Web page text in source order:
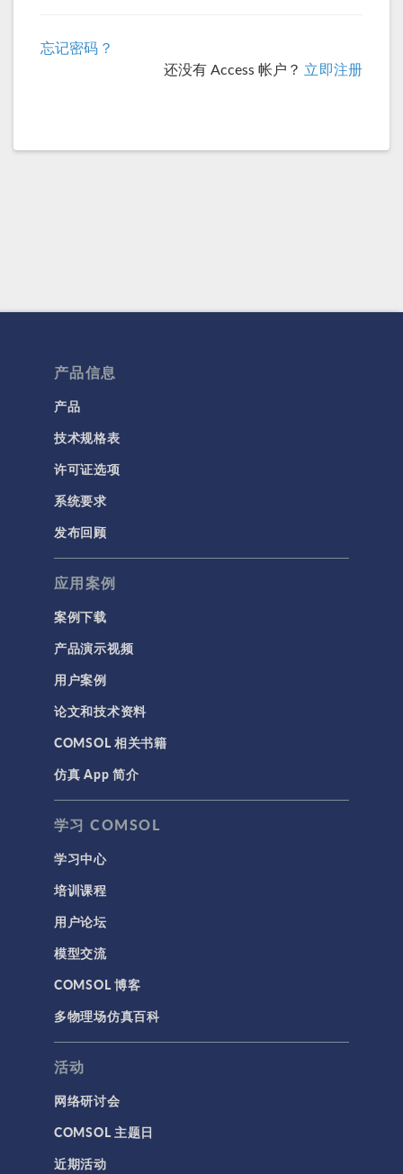
忘记密码？
还没有 Access 帐户？ 立即注册
产品信息
产品
技术规格表
许可证选项
系统要求
发布回顾
应用案例
案例下载
产品演示视频
用户案例
论文和技术资料
COMSOL 相关书籍
仿真 App 简介
学习 COMSOL
学习中心
培训课程
用户论坛
模型交流
COMSOL 博客
多物理场仿真百科
活动
网络研讨会
COMSOL 主题日
近期活动